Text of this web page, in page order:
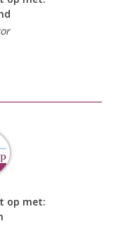
op met: